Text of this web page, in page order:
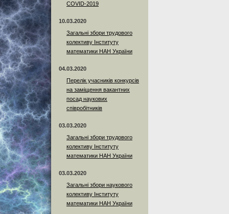
COVID-2019
10.03.2020
Загальні збори трудового
колективу Інституту
математики НАН України
04.03.2020
Перелік учасників конкурсів
на заміщення вакантних
посад наукових
співробітників
03.03.2020
Загальні збори трудового
колективу Інституту
математики НАН України
03.03.2020
Загальні збори наукового
колективу Інституту
математики НАН України